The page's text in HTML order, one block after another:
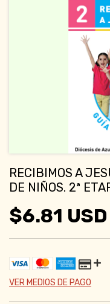
RECIBIMOS A
DE NIÑOS. 2ª
$6.81 USD
VER MEDIOS DE PAGO